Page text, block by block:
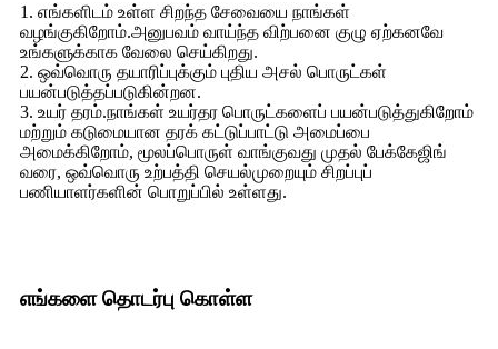
1. எங்களிடம் உள்ள சிறந்த சேவையை நாங்கள்
வழங்குகிறோம்.அனுபவம் வாய்ந்த விற்பனை குழு ஏற்கனவே
உங்களுக்காக வேலை செய்கிறது.
2. ஒவ்வொரு தயாரிப்புக்கும் புதிய அசல் பொருட்கள்
பயன்படுத்தப்படுகின்றன.
3. உயர் தரம்.நாங்கள் உயர்தர பொருட்களைப் பயன்படுத்துகிறோம்
மற்றும் கடுமையான தரக் கட்டுப்பாட்டு அமைப்பை
அமைக்கிறோம், மூலப்பொருள் வாங்குவது முதல் பேக்கேஜிங்
வரை, ஒவ்வொரு உற்பத்தி செயல்முறையும் சிறப்புப்
பணியாளர்களின் பொறுப்பில் உள்ளது.
எங்களை தொடர்பு கொள்ள